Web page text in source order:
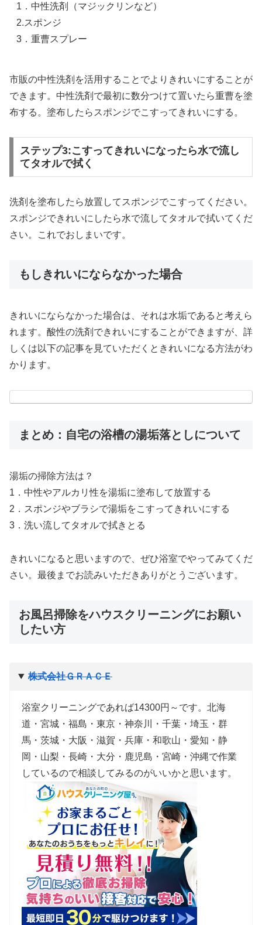
1．中性洗剤（マジックリンなど）
2.スポンジ
3．重曹スプレー
市販の中性洗剤を活用することでよりきれいにすることが
できます。中性洗剤で最初に数分つけて置いたら重曹を塗
布する。塗布したらスポンジでこすってきれいにする。
ステップ3:こすってきれいになったら水で流し
てタオルで拭く
洗剤を塗布したら放置してスポンジでこすってください。
スポンジできれいにしたら水で流してタオルで拭いてくだ
さい。これでおしまいです。
もしきれいにならなかった場合
きれいにならなかった場合は、それは水垢であると考えら
れます。酸性の洗剤できれいにすることができますが、詳
しくは以下の記事を見ていただくときれいになる方法がわ
かります。
まとめ：自宅の浴槽の湯垢落としについて
湯垢の掃除方法は？
1．中性やアルカリ性を湯垢に塗布して放置する
2．スポンジやブラシで湯垢をこすってきれいにする
3．洗い流してタオルで拭きとる
きれいになると思いますので、ぜひ浴室でやってみてくだ
さい。最後までお読みいただきありがとうございます。
お風呂掃除をハウスクリーニングにお願い
したい方
株式会社ＧＲＡＣＥ
浴室クリーニングであれば14300円～です。北海
道・宮城・福島・東京・神奈川・千葉・埼玉・群
馬・茨城・大阪・滋賀・兵庫・和歌山・愛知・静
岡・山梨・長崎・大分・鹿児島・宮崎・沖縄で作業
しているので相談してみるのがいいかと思います。